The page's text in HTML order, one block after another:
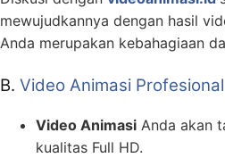
mewujudkannya dengan hasil
Anda merupakan kebahagiaan
B. Video Animasi Profesional
Video Animasi Anda akan
kualitas Full HD.